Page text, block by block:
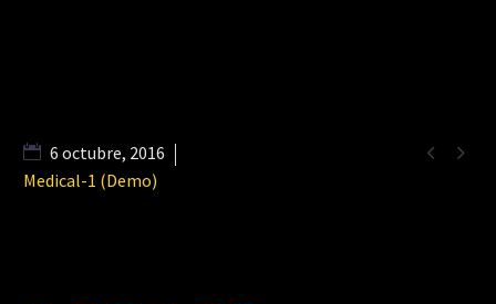
 
6 octubre, 2016
Medical-1 (Demo)